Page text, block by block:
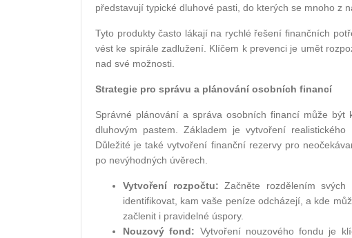
představují typické dluhové pasti, do kterých se mnoho z
Tyto produkty často lákají na rychlé řešení finančních
vést ke spirále zadlužení. Klíčem k prevenci je umět
nad své možnosti.
Strategie pro správu a plánování osobních financí
Správné plánování a správa osobních financí může
dluhovým pastem. Základem je vytvoření
Důležité je také vytvoření finanční rezervy pro
po nevýhodných úvěrech.
Vytvoření rozpočtu: Začněte rozdělením
identifikovat, kam vaše peníze odcházejí, a kde
začlenit i pravidelné úspory.
Nouzový fond: Vytvoření nouzového fondu je